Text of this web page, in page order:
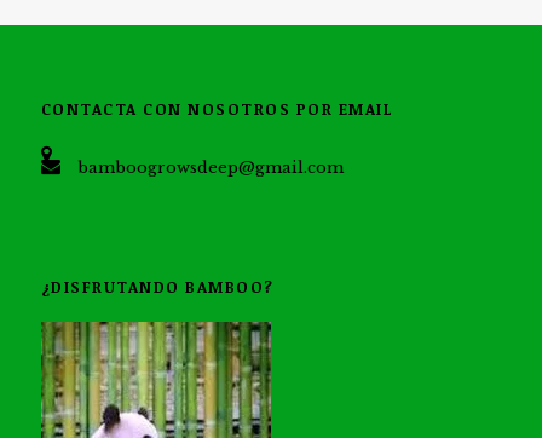
CONTACTA CON NOSOTROS POR EMAIL
bamboogrowsdeep@gmail.com
¿DISFRUTANDO BAMBOO?